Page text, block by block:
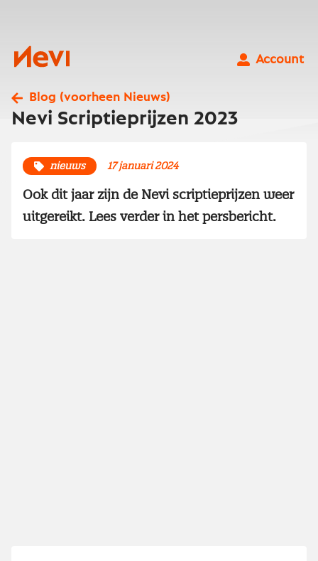
Nevi
Account
Blog (voorheen Nieuws)
Nevi Scriptieprijzen 2023
nieuws 17 januari 2024
Ook dit jaar zijn de Nevi scriptieprijzen weer
uitgereikt. Lees verder in het persbericht.